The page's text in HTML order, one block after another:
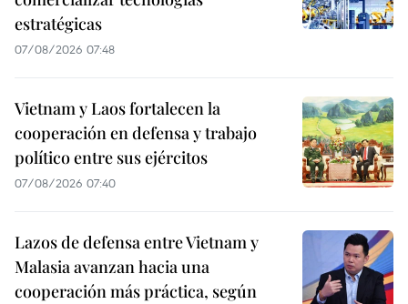
estratégicas
07/08/2026 07:48
Vietnam y Laos fortalecen la
cooperación en defensa y trabajo
político entre sus ejércitos
07/08/2026 07:40
Lazos de defensa entre Vietnam y
Malasia avanzan hacia una
cooperación más práctica, según